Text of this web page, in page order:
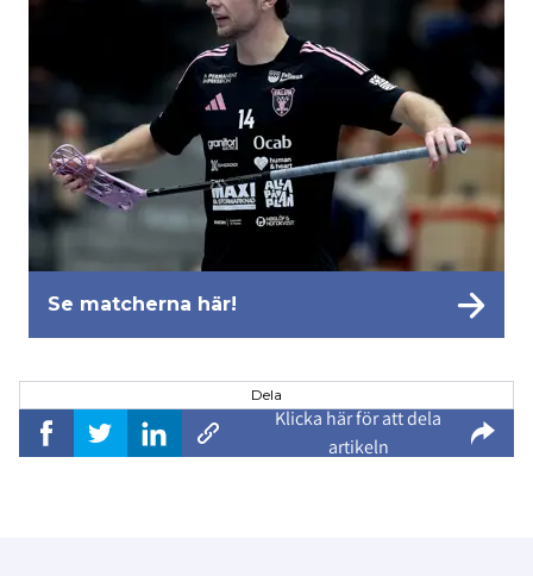
Se matcherna här!
Dela
Klicka här för att dela
artikeln